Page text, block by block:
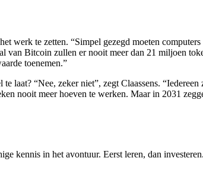
werk te zetten. “Simpel gezegd moeten
van Bitcoin zullen er nooit meer dan 21 miljoen
toenemen.”
laat? “Nee, zeker niet”, zegt Claassens.
nooit meer hoeven te werken. Maar in 2031
kennis in het avontuur. Eerst leren, dan